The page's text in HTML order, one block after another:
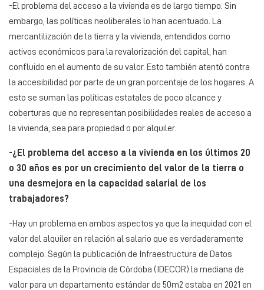
-El problema del acceso a la vivienda es de largo tiempo. Sin
embargo, las políticas neoliberales lo han acentuado. La
mercantilización de la tierra y la vivienda, entendidos como
activos económicos para la revalorización del capital, han
confluido en el aumento de su valor. Esto también atentó contra
la accesibilidad por parte de un gran porcentaje de los hogares. A
esto se suman las políticas estatales de poco alcance y
coberturas que no representan posibilidades reales de acceso a
la vivienda, sea para propiedad o por alquiler.
-¿El problema del acceso a la vivienda en los últimos 20
o 30 años es por un crecimiento del valor de la tierra o
una desmejora en la capacidad salarial de los
trabajadores?
-Hay un problema en ambos aspectos ya que la inequidad con el
valor del alquiler en relación al salario que es verdaderamente
complejo. Según la publicación de Infraestructura de Datos
Espaciales de la Provincia de Córdoba (IDECOR) la mediana de
valor para un departamento estándar de 50m2 estaba en 2021 en